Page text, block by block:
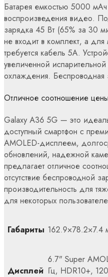
Батарея емкостью 5000
воспроизведения видео.
зарядка 45 Вт (65% за 30
не входит в комплект, а
требуется кабель 5A.
увеличенной
охлаждения. Беспроводная
Отличное соотношение
Galaxy A36 5G — это
доступный смартфон с
AMOLED-дисплеем,
обновлений, надежной
предлагает отличное
отсутствие беспроводной
производительность для
для некоторых
Габариты 162.9×78.2×7.4
Дисплей
6.7" Super
Гц, HDR10+,